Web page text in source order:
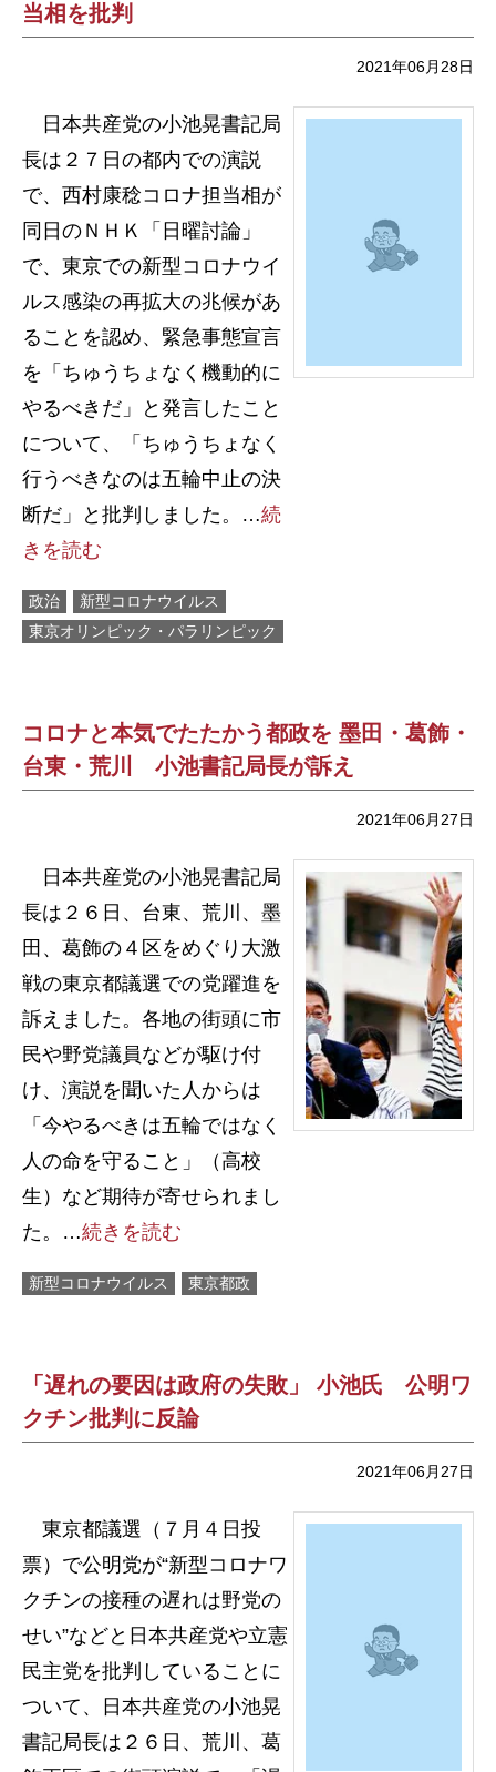
当相を批判
2021年06月28日
日本共産党の小池晃書記局
長は２７日の都内での演説
で、西村康稔コロナ担当相が
同日のＮＨＫ「日曜討論」
で、東京での新型コロナウイ
ルス感染の再拡大の兆候があ
ることを認め、緊急事態宣言
を「ちゅうちょなく機動的に
やるべきだ」と発言したこと
について、「ちゅうちょなく
行うべきなのは五輪中止の決
断だ」と批判しました。…続
きを読む
政治
新型コロナウイルス
東京オリンピック・パラリンピック
コロナと本気でたたかう都政を 墨田・葛飾・
台東・荒川 小池書記局長が訴え
2021年06月27日
日本共産党の小池晃書記局
長は２６日、台東、荒川、墨
田、葛飾の４区をめぐり大激
戦の東京都議選での党躍進を
訴えました。各地の街頭に市
民や野党議員などが駆け付
け、演説を聞いた人からは
「今やるべきは五輪ではなく
人の命を守ること」（高校
生）など期待が寄せられまし
た。…続きを読む
新型コロナウイルス 東京都政
「遅れの要因は政府の失敗」 小池氏 公明ワ
クチン批判に反論
2021年06月27日
東京都議選（７月４日投
票）で公明党が“新型コロナワ
クチンの接種の遅れは野党の
せい”などと日本共産党や立憲
民主党を批判していることに
ついて、日本共産党の小池晃
書記局長は２６日、荒川、葛